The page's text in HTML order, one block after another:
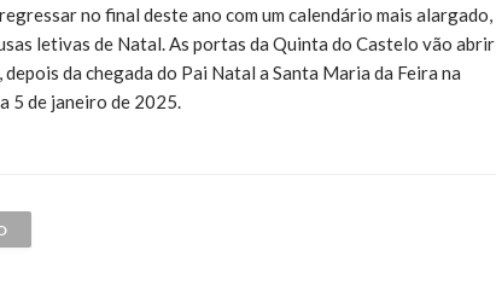
no final deste ano com um calendário mais alargado,
letivas de Natal. As portas da Quinta do Castelo vão abrir
da chegada do Pai Natal a Santa Maria da Feira na
5 de janeiro de 2025.